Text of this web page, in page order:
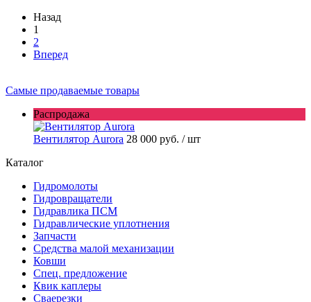
Назад
1
2
Вперед
Самые продаваемые товары
Распродажа
Вентилятор Aurora 28 000 руб. / шт
Каталог
Гидромолоты
Гидровращатели
Гидравлика ПСМ
Гидравлические уплотнения
Запчасти
Средства малой механизации
Ковши
Спец. предложение
Квик каплеры
Сваерезки